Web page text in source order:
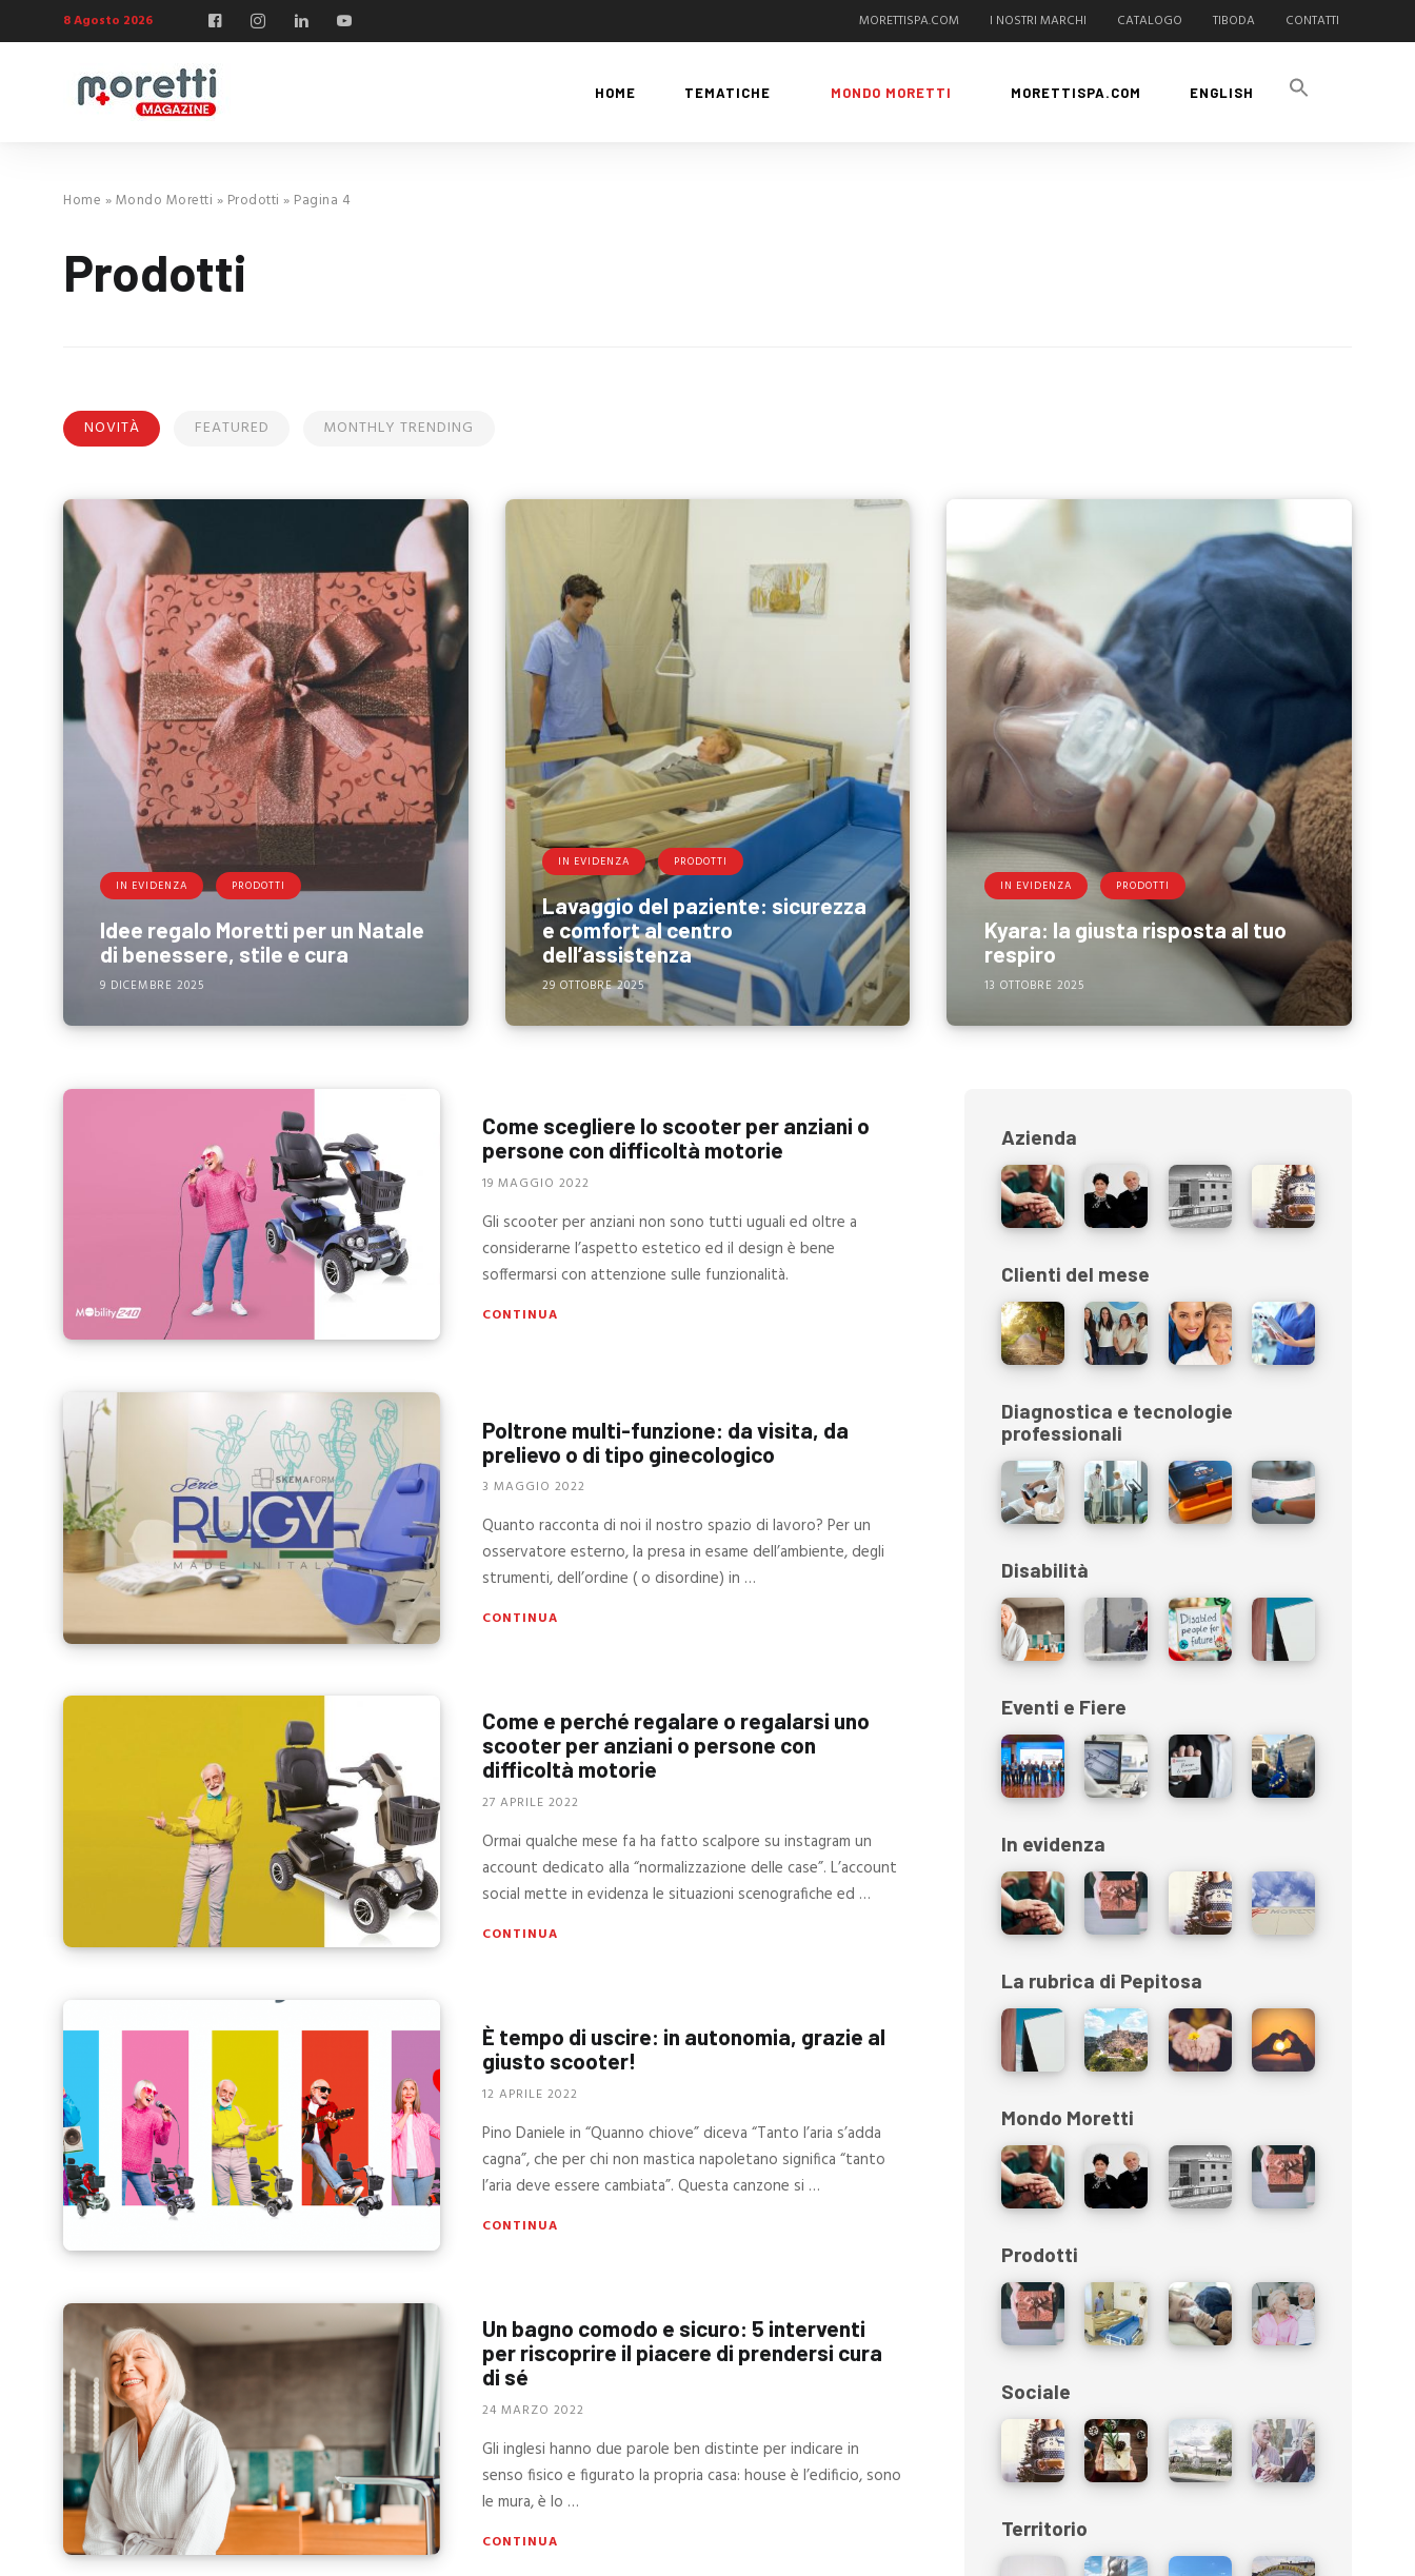
8 Agosto 2026 MORETTISPA.COM I NOSTRI MARCHI CATALOGO TIBODA CONTATTI
HOME TEMATICHE MONDO MORETTI MORETTISPA.COM ENGLISH
Home »Mondo Moretti » Prodotti » Pagina 4
Prodotti
NOVITÀ FEATURED MONTHLY TRENDING
IN EVIDENZA PRODOTTI
Idee regalo Moretti per un Natale
di benessere, stile e cura
9 DICEMBRE 2025
IN EVIDENZA PRODOTTI
Lavaggio del paziente: sicurezza
e comfort al centro
dell’assistenza
29 OTTOBRE 2025
IN EVIDENZA PRODOTTI
Kyara: la giusta risposta al tuo
respiro
13 OTTOBRE 2025
Come scegliere lo scooter per anziani o
persone con difficoltà motorie
19 MAGGIO 2022
Gli scooter per anziani non sono tutti uguali ed oltre a
considerarne l’aspetto estetico ed il design è bene
soffermarsi con attenzione sulle funzionalità.
CONTINUA
Poltrone multi-funzione: da visita, da
prelievo o di tipo ginecologico
3 MAGGIO 2022
Quanto racconta di noi il nostro spazio di lavoro? Per un
osservatore esterno, la presa in esame dell’ambiente, degli
strumenti, dell’ordine ( o disordine) in …
CONTINUA
Come e perché regalare o regalarsi uno
scooter per anziani o persone con
difficoltà motorie
27 APRILE 2022
Ormai qualche mese fa ha fatto scalpore su instagram un
account dedicato alla “normalizzazione delle case”. L’account
social mette in evidenza le situazioni scenografiche ed …
CONTINUA
È tempo di uscire: in autonomia, grazie al
giusto scooter!
12 APRILE 2022
Pino Daniele in “Quanno chiove” diceva “Tanto l’aria s’adda
cagna”, che per chi non mastica napoletano significa “tanto
l’aria deve essere cambiata”. Questa canzone si …
CONTINUA
Un bagno comodo e sicuro: 5 interventi
per riscoprire il piacere di prendersi cura
di sé
24 MARZO 2022
Gli inglesi hanno due parole ben distinte per indicare in
senso fisico e figurato la propria casa: house è l’edificio, sono
le mura, è lo …
CONTINUA
Azienda
Clienti del mese
Diagnostica e tecnologie
professionali
Disabilità
Eventi e Fiere
In evidenza
La rubrica di Pepitosa
Mondo Moretti
Prodotti
Sociale
Territorio